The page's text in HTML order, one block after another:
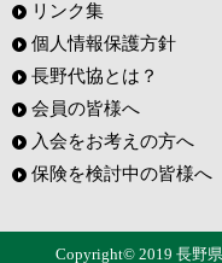
リンク集
個人情報保護方針
長野代協とは？
会員の皆様へ
入会をお考えの方へ
保険を検討中の皆様へ
Copyright© 2019 長野